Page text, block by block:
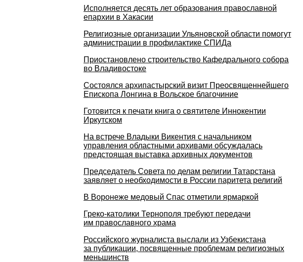
Исполняется десять лет образования православной
епархии в Хакасии
Религиозные организации Ульяновской области помогут
администрации в профилактике СПИДа
Приостановлено строительство Кафедрального собора
во Владивостоке
Состоялся архипастырский визит Преосвященнейшего
Епископа Лонгина в Вольское благочиние
Готовится к печати книга о святителе Иннокентии
Иркутском
На встрече Владыки Викентия с начальником
управления областными архивами обсуждалась
предстоящая выставка архивных документов
Председатель Совета по делам религии Татарстана
заявляет о необходимости в России паритета религий
В Воронеже медовый Спас отметили ярмаркой
Греко-католики Тернополя требуют передачи
им православного храма
Российского журналиста выслали из Узбекистана
за публикации, посвященные проблемам религиозных
меньшинств